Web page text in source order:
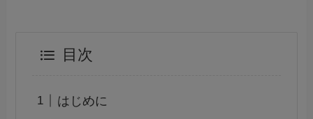
目次
はじめに